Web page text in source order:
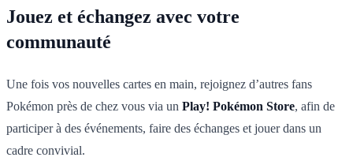
Jouez et échangez avec votre
communauté
Une fois vos nouvelles cartes en main, rejoignez d’autres fans
Pokémon près de chez vous via un Play! Pokémon Store, afin de
participer à des événements, faire des échanges et jouer dans un
cadre convivial.